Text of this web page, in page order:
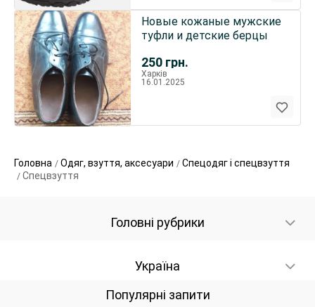
250 грн.
Новые кожаные мужские
туфли и детские берцы
Харків
16.01.2025
Головна Одяг, взуття, аксесуари
Спецодяг і спецвзуття
Спецвзуття
Головні рубрики
Україна
Популярні запити